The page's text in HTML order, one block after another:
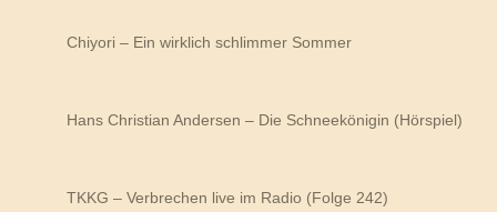
Chiyori – Ein wirklich schlimmer Sommer
Hans Christian Andersen – Die Schneekönigin (Hörspiel)
TKKG – Verbrechen live im Radio (Folge 242)